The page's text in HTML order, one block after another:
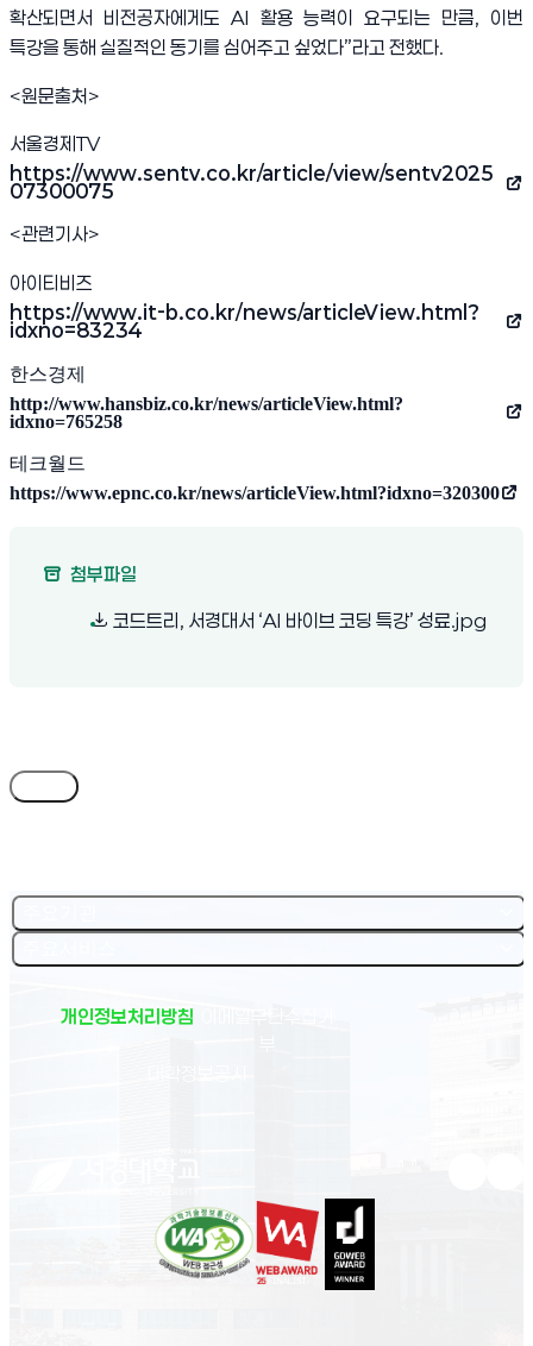
확산되면서 비전공자에게도 AI 활용 능력이 요구되는 만큼, 이번
특강을 통해 실질적인 동기를 심어주고 싶었다”라고 전했다.
<원문출처>
서울경제TV
https://www.sentv.co.kr/article/view/sentv2025
07300075
(새 창 열림)
<관련기사>
아이티비즈
https://www.it-b.co.kr/news/articleView.html?
idxno=83234
(새 창 열림)
한스경제
http://www.hansbiz.co.kr/news/articleView.html?
idxno=765258
(새 창 열림)
테크월드
https://www.epnc.co.kr/news/articleView.html?idxno=320300
(새 창 열림)
첨부파일
코드트리, 서경대서 ‘AI 바이브 코딩 특강’ 성료.jpg
개인정보처리방침